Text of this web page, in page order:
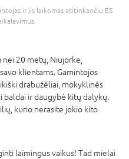
ir jis laikomas atitinkančiu ES
nei 20 metų, Niujorke,
klientams. Gamintojos
drabužėliai, mokyklinės
baldai ir daugybė kitų dalykų.
kurio nerasite jokio kito
laimingus vaikus! Tad mielai